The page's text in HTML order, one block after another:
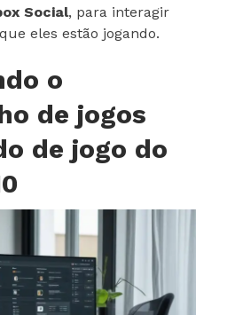
Social, para interagir
eles estão jogando.
o
de jogos
de jogo do